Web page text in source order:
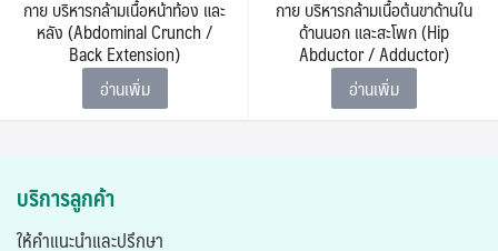
กาย บริหารกล้ามเนื้อหน้าท้อง และ
หลัง (Abdominal Crunch /
Back Extension)
อ่านเพิ่ม
กาย บริหารกล้ามเนื้อต้นขาด้านใน
ด้านนอก และสะโพก (Hip
Abductor / Adductor)
อ่านเพิ่ม
บริการลูกค้า
ให้คำแนะนำและปรึกษา